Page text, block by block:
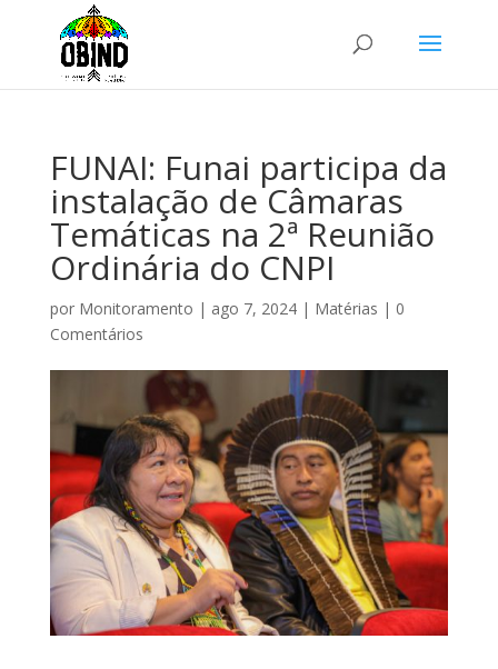
FUNAI: Funai participa da
instalação de Câmaras
Temáticas na 2ª Reunião
Ordinária do CNPI
por Monitoramento | ago 7, 2024| Matérias | 0
Comentários